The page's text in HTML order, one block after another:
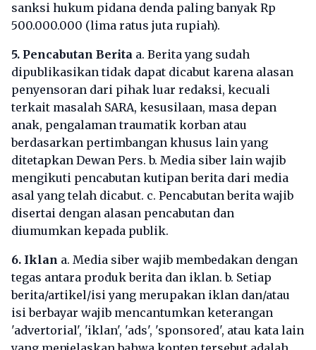
sanksi hukum pidana denda paling banyak Rp
500.000.000 (lima ratus juta rupiah).
5. Pencabutan Berita a. Berita yang sudah
dipublikasikan tidak dapat dicabut karena alasan
penyensoran dari pihak luar redaksi, kecuali
terkait masalah SARA, kesusilaan, masa depan
anak, pengalaman traumatik korban atau
berdasarkan pertimbangan khusus lain yang
ditetapkan Dewan Pers. b. Media siber lain wajib
mengikuti pencabutan kutipan berita dari media
asal yang telah dicabut. c. Pencabutan berita wajib
disertai dengan alasan pencabutan dan
diumumkan kepada publik.
6. Iklan a. Media siber wajib membedakan dengan
tegas antara produk berita dan iklan. b. Setiap
berita/artikel/isi yang merupakan iklan dan/atau
isi berbayar wajib mencantumkan keterangan
'advertorial', 'iklan', 'ads', 'sponsored', atau kata lain